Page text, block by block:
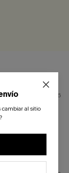
31/07/2026
cambiar al sitio